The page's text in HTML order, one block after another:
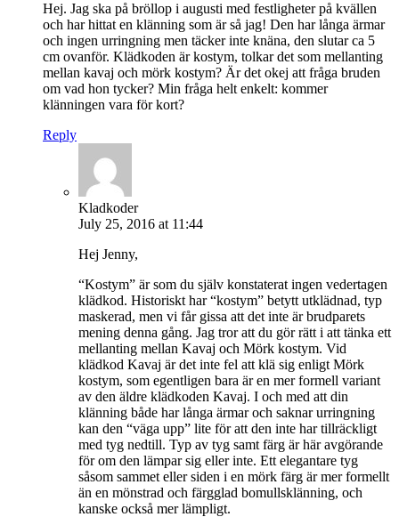
Hej. Jag ska på bröllop i augusti med festligheter på kvällen
och har hittat en klänning som är så jag! Den har långa ärmar
och ingen urringning men täcker inte knäna, den slutar ca 5
cm ovanför. Klädkoden är kostym, tolkar det som mellanting
mellan kavaj och mörk kostym? Är det okej att fråga bruden
om vad hon tycker? Min fråga helt enkelt: kommer
klänningen vara för kort?
Reply
Kladkoder
July 25, 2016 at 11:44
Hej Jenny,
“Kostym” är som du själv konstaterat ingen vedertagen
klädkod. Historiskt har “kostym” betytt utklädnad, typ
maskerad, men vi får gissa att det inte är brudparets
mening denna gång. Jag tror att du gör rätt i att tänka ett
mellanting mellan Kavaj och Mörk kostym. Vid
klädkod Kavaj är det inte fel att klä sig enligt Mörk
kostym, som egentligen bara är en mer formell variant
av den äldre klädkoden Kavaj. I och med att din
klänning både har långa ärmar och saknar urringning
kan den “väga upp” lite för att den inte har tillräckligt
med tyg nedtill. Typ av tyg samt färg är här avgörande
för om den lämpar sig eller inte. Ett elegantare tyg
såsom sammet eller siden i en mörk färg är mer formellt
än en mönstrad och färgglad bomullsklänning, och
kanske också mer lämpligt.